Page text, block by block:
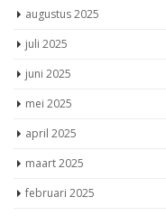
augustus 2025
juli 2025
juni 2025
mei 2025
april 2025
maart 2025
februari 2025